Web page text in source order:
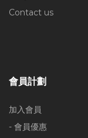
Contact us
會員計劃
加入會員
- 會員優惠